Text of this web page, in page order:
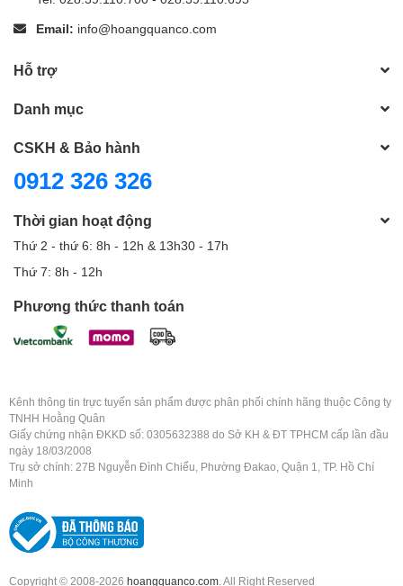
Email: info@hoangquanco.com
Hỗ trợ
Danh mục
CSKH & Bảo hành
0912 326 326
Thời gian hoạt động
Thứ 2 - thứ 6: 8h - 12h & 13h30 - 17h
Thứ 7: 8h - 12h
Phương thức thanh toán
Kênh thông tin trực tuyến sản phẩm được phân phối chính hãng thuộc Công ty
TNHH Hoằng Quân
Giấy chứng nhận ĐKKD số: 0305632388 do Sở KH & ĐT TPHCM cấp lần đầu
ngày 18/03/2008
Trụ sở chính: 27B Nguyễn Đình Chiểu, Phường Đakao, Quận 1, TP. Hồ Chí
Minh
Copyright © 2008-2026 hoangquanco.com. All Right Reserved